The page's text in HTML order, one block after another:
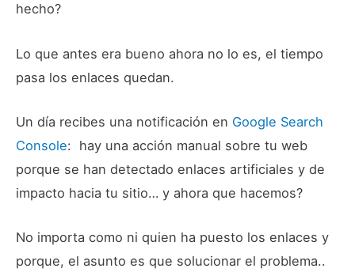
hecho?
Lo que antes era bueno ahora no lo es, el tiempo
pasa los enlaces quedan.
Un día recibes una notificación en Google Search
Console: hay una acción manual sobre tu web
porque se han detectado enlaces artificiales y de
impacto hacia tu sitio… y ahora que hacemos?
No importa como ni quien ha puesto los enlaces y
porque, el asunto es que solucionar el problema..